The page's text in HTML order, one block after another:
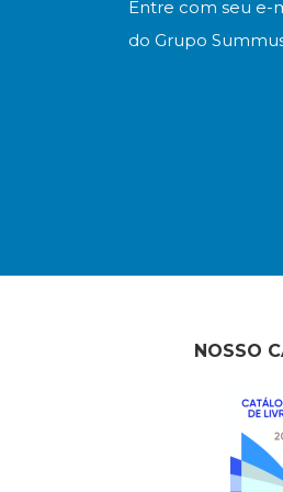
Entre com seu e-
do Grupo
NOSSO